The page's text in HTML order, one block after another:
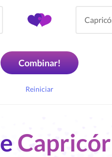
Combinar!
Reiniciar
e